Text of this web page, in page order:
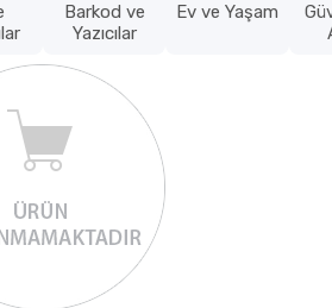
Barkod ve
Yazıcılar
Ev ve Yaşam